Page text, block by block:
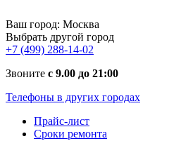
Ваш город: Москва
Выбрать другой город
+7 (499) 288-14-02
Звоните с 9.00 до 21:00
Телефоны в других городах
Прайс-лист
Сроки ремонта